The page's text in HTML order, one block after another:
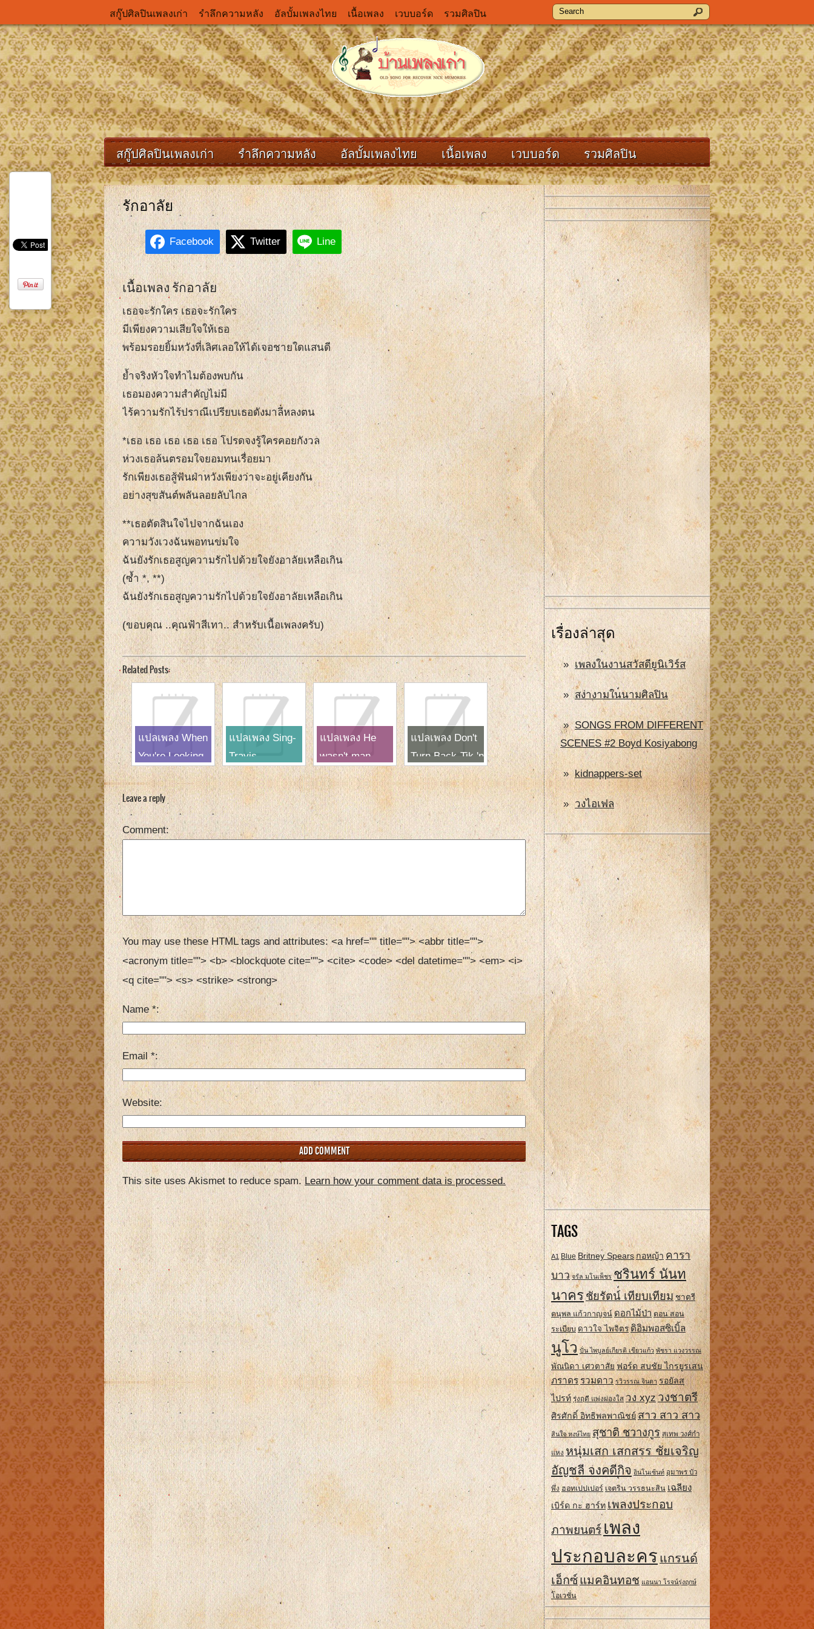
สกู๊ปศิลปินเพลงเก่า รำลึกความหลัง อัลบั้มเพลงไทย เนื้อเพลง เวบบอร์ด รวมศิลปิน
สกู๊ปศิลปินเพลงเก่า รำลึกความหลัง อัลบั้มเพลงไทย เนื้อเพลง เวบบอร์ด รวมศิลปิน
เรื่องล่าสุด
เพลงในงานสวัสดียูนิเวิร์ส
สง่างามในนามศิลปิน
SONGS FROM DIFFERENT
SCENES #2 Boyd Kosiyabong
kidnappers-set
วงไอเฟล
TAGS
A1 Blue Britney Spearsกอหญ้า คารา
บาว จรัล มโนเพ็ชร ชรินทร์ นันท
นาครชัยรัตน์ เทียบเทียม ชาตรี
ดนุพล แก้วกาญจน์ ดอกไม้ป่า ดอน สอน
ระเบียบ ดาวใจ ไพจิตร ดิอิมพอสซิเบิ้ล
นูโว ปั่น ไพบูลย์เกียรติ เขียวแก้ว พัชรา แวงวรรณ
พัณนิดา เศวตาสัย ฟอร์ด สบชัย ไกรยูรเสน
ภราดร รวมดาว รวิวรรณ จินดา รอยัลส
ไปรท์ รุ่งฤดี แพ่งผ่องใส วง xyz วงชาตรี
ศิรศักดิ์ อิทธิพลพาณิชย์สาว สาว สาว
สินใจ หงษ์ไทย สุชาติ ชวางกูร สุเทพ วงศ์กํา
แหง หนุ่มเสก เสกสรร ชัยเจริญ
อัญชลี จงคดีกิจ อินโนเซ้นท์ อุมาพร บัว
พึ่ง ฮอทเปปเปอร์ เจตริน วรรธนะสิน เฉลียง
เบิร์ด กะ ฮาร์ท เพลงประกอบ
ภาพยนตร์เพลง
ประกอบละคร แกรนด์
เอ็กซ์แมคอินทอช แอนนา โรจน์รุ่งฤกษ์
โอเวชั่น
รักอาลัย
Facebook Twitter Line
เนื้อเพลง รักอาลัย
เธอจะรักใคร เธอจะรักใคร
มีเพียงความเสียใจให้เธอ
พร้อมรอยยิ้มหวังที่เลิศเลอให้ได้เจอชายใดแสนดี
ย้ำจริงหัวใจทำไมต้องพบกัน
เธอมองความสำคัญไม่มี
ไร้ความรักไร้ปราณีเปรียบเธอดังมาลีหลงตน
*เธอ เธอ เธอ เธอ เธอ โปรดจงรู้ใครคอยกังวล
ห่วงเธอล้นตรอมใจยอมทนเรื่อยมา
รักเพียงเธอสู้ฟันฝ่าหวังเพียงว่าจะอยู่เคียงกัน
อย่างสุขสันต์พลันลอยลับไกล
**เธอตัดสินใจไปจากฉันเอง
ความวังเวงฉันพอทนข่มใจ
ฉันยังรักเธอสูญความรักไปด้วยใจยังอาลัยเหลือเกิน
(ซ้ำ *, **)
ฉันยังรักเธอสูญความรักไปด้วยใจยังอาลัยเหลือเกิน
(ขอบคุณ ..คุณฟ้าสีเทา.. สำหรับเนื้อเพลงครับ)
Related Posts:
แปลเพลง When
You're Looking
Like That-
Westlife
แปลเพลง Sing-
Travis
แปลเพลง He
wasn't man
enough-Toni
Braxton
แปลเพลง Don't
Turn Back-Tik 'n
Tak
Leave a reply
Comment
You may use these HTML tags and attributes:<a href="" title=""> <abbr title="">
<acronym title=""> <b> <blockquote cite=""> <cite> <code> <del datetime=""> <em> <i>
<q cite=""> <s> <strike> <strong>
Name*
Email*
Website
This site uses Akismet to reduce spam. Learn how your comment data is processed.